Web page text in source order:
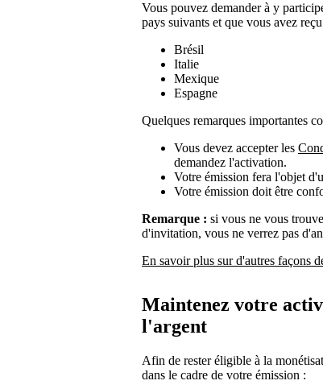
Vous pouvez demander à y
pays suivants et que vous avez
Brésil
Italie
Mexique
Espagne
Quelques remarques importantes
Vous devez accepter les
demandez l'activation.
Votre émission fera l'objet
Votre émission doit être
Remarque : si vous ne vous
d'invitation, vous ne verrez pas
En savoir plus sur d'autres façons
Maintenez votre
l'argent
Afin de rester éligible à la
dans le cadre de votre émission :